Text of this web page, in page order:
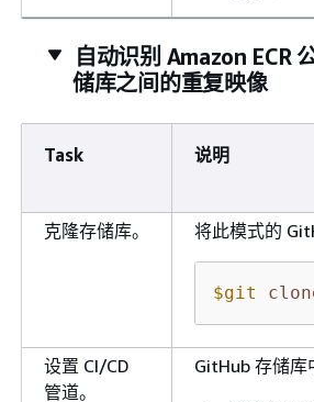
自动识别 Amazon ECR
储库之间的重复映像
Task 说明
克隆存储库。 将此模式的
$git
设置 CI/CD
管道。
GitHub 存储